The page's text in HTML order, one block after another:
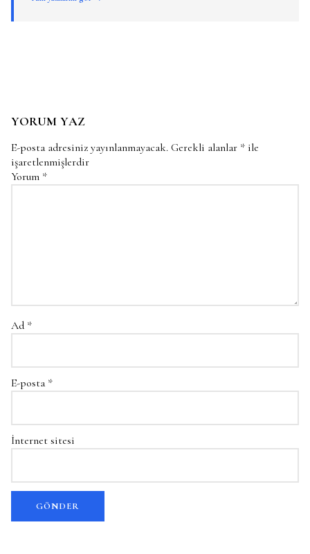
YORUM YAZ
E-posta adresiniz yayınlanmayacak. Gerekli alanlar * ile
işaretlenmişlerdir
Yorum *
Ad *
E-posta *
İnternet sitesi